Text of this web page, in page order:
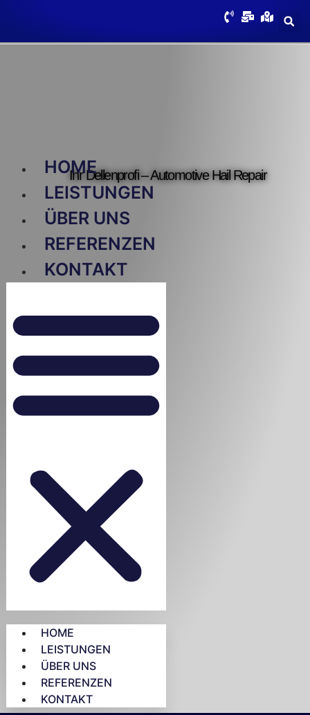
Ihr Dellenprofi – Automotive Hail Repair
HOME
LEISTUNGEN
ÜBER UNS
REFERENZEN
KONTAKT
HOME
LEISTUNGEN
ÜBER UNS
REFERENZEN
KONTAKT